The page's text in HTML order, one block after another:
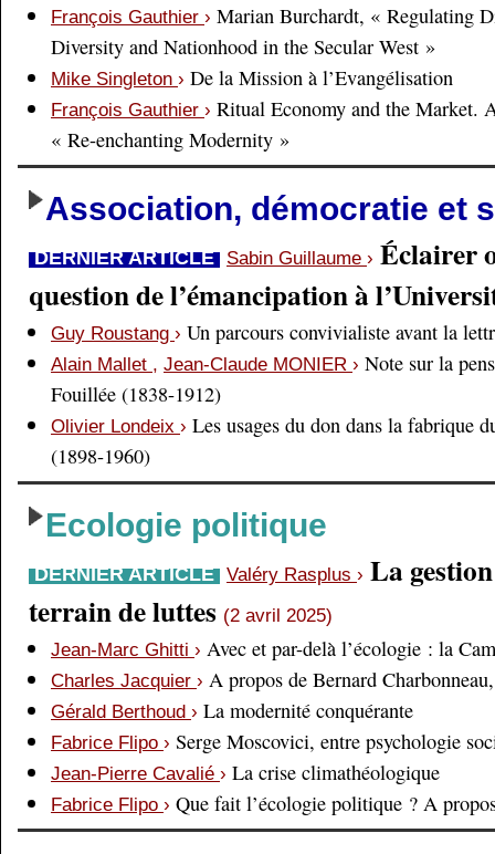
François Gauthier › Marian Burchardt, « Regulating
Diversity and Nationhood in the Secular West »
Mike Singleton › De la Mission à l’Evangélisation
François Gauthier › Ritual Economy and the Market.
« Re-enchanting Modernity »
Association, démocratie et
DERNIER ARTICLE Sabin Guillaume › Éclairer
question de l’émancipation à
Guy Roustang › Un parcours convivialiste avant la
Alain Mallet , Jean-Claude MONIER › Note sur la
Fouillée (1838-1912)
Olivier Londeix › Les usages du don dans la fabrique
(1898-1960)
Ecologie politique
DERNIER ARTICLE Valéry Rasplus › La
terrain de luttes (2 avril 2025)
Jean-Marc Ghitti › Avec et par-delà l’écologie : la
Charles Jacquier › A propos de Bernard
Gérald Berthoud › La modernité conquérante
Fabrice Flipo › Serge Moscovici, entre psychologie
Jean-Pierre Cavalié › La crise climathéologique
Fabrice Flipo › Que fait l’écologie politique ? A